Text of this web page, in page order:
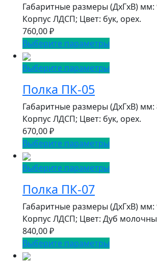
Габаритные размеры (ДxГxВ) мм:
Корпус ЛДСП; Цвет: бук, орех.
760,00₽
Выберите параметры
Выберите параметры
Полка ПК-05
Габаритные размеры (ДxГxВ) мм:
Корпус ЛДСП; Цвет: бук, орех.
670,00₽
Выберите параметры
Выберите параметры
Полка ПК-07
Габаритные размеры (ДxГxВ) мм:
Корпус ЛДСП; Цвет: Дуб
840,00₽
Выберите параметры